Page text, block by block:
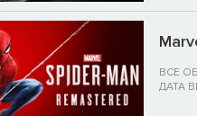
ВСЕ
ДАТА